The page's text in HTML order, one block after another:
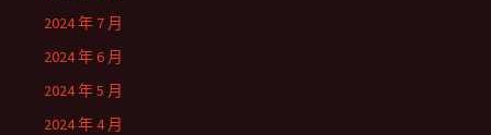
2024 年 7 月
2024 年 6 月
2024 年 5 月
2024 年 4 月